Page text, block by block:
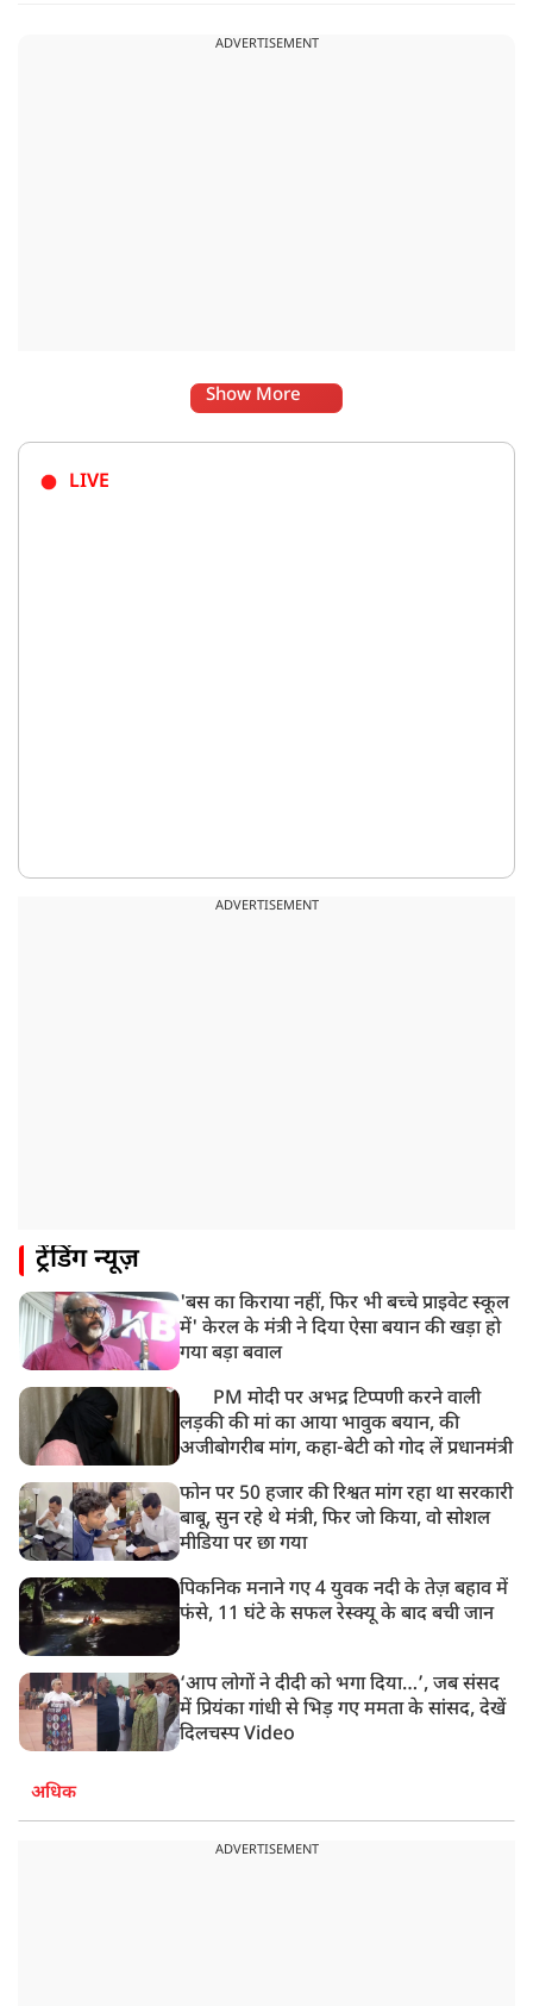
ADVERTISEMENT
Show More
LIVE
ADVERTISEMENT
ट्रेंडिंग न्यूज़
'बस का किराया नहीं, फिर भी बच्चे प्राइवेट स्कूल
में' केरल के मंत्री ने दिया ऐसा बयान की खड़ा हो
गया बड़ा बवाल
PM मोदी पर अभद्र टिप्पणी करने वाली
लड़की की मां का आया भावुक बयान, की
अजीबोगरीब मांग, कहा-बेटी को गोद लें प्रधानमंत्री
फोन पर 50 हजार की रिश्वत मांग रहा था सरकारी
बाबू, सुन रहे थे मंत्री, फिर जो किया, वो सोशल
मीडिया पर छा गया
पिकनिक मनाने गए 4 युवक नदी के तेज़ बहाव में
फंसे, 11 घंटे के सफल रेस्क्यू के बाद बची जान
‘आप लोगों ने दीदी को भगा दिया…’, जब संसद
में प्रियंका गांधी से भिड़ गए ममता के सांसद, देखें
दिलचस्प Video
अधिक
ADVERTISEMENT